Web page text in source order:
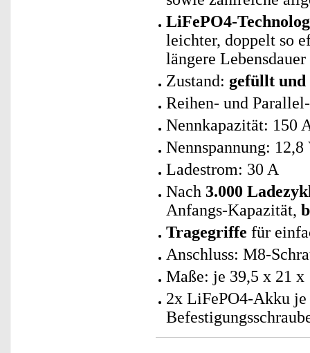
LiFePO4-
leichter, doppelt so
längere
Zustand: gefüllt und
Reihen- und
Nennkapazität: 150
Nennspannung: 12,8
Ladestrom: 30 A
Nach 3.000
Anfangs-Kapazität,
Tragegriffe für
Anschluss: M8-
Maße: je 39,5 x 21
2x LiFePO4-Akku